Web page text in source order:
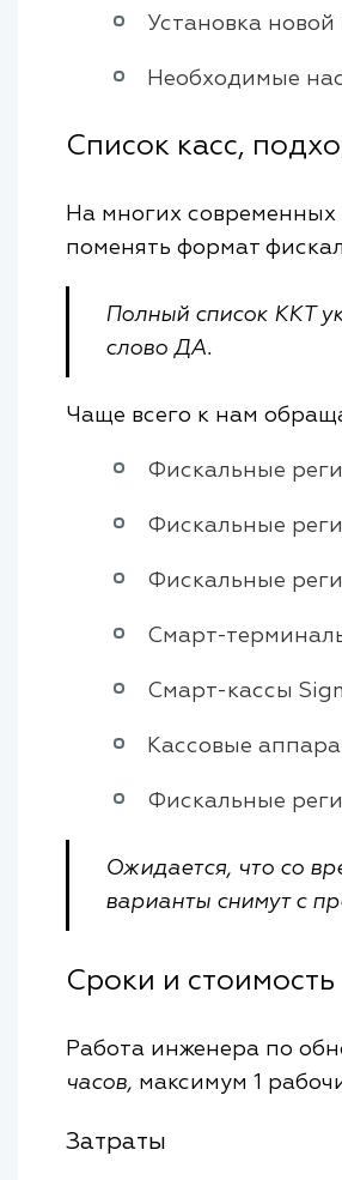
Установка
Необходимые
Список касс,
На многих
поменять формат
Полный список ККТ
слово ДА.
Чаще всего к нам
Фискальные
Фискальные
Фискальные
Смарт-
Смарт-кассы
Кассовые
Фискальные
Ожидается, что со
варианты снимут с
Сроки и стоимость
Работа инженера по
часов, максимум 1
Затраты